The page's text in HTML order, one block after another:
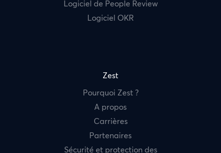
Logiciel de People Review
Logiciel OKR
Zest
Pourquoi Zest ?
A propos
Carrières
Partenaires
Sécurité et protection des